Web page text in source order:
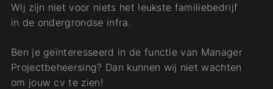
Wij zijn niet voor niets het leukste familiebedrijf
in de ondergrondse infra.
Ben je geïnteresseerd in de functie van Manager
Projectbeheersing? Dan kunnen wij niet wachten
om jouw cv te zien!